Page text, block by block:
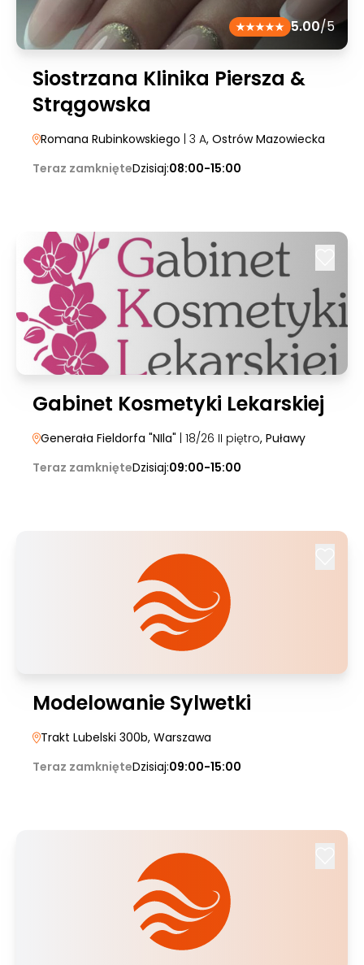
5.00/5
Siostrzana Klinika Piersza &
Strągowska
Romana Rubinkowskiego | 3 A, Ostrów Mazowiecka
Teraz zamknięteDzisiaj:08:00-15:00
Gabinet Kosmetyki Lekarskiej
Generała Fieldorfa "NIla" | 18/26 II piętro, Puławy
Teraz zamknięteDzisiaj:09:00-15:00
Modelowanie Sylwetki
Trakt Lubelski 300b, Warszawa
Teraz zamknięteDzisiaj:09:00-15:00